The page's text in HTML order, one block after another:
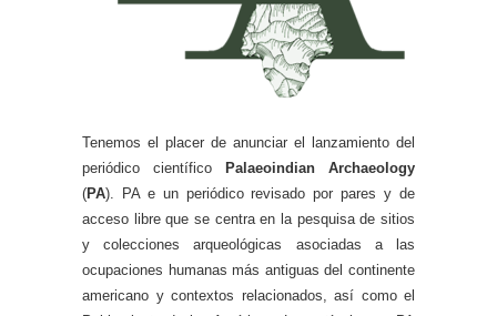
Tenemos el placer de anunciar el lanzamiento del
periódico científico
Palaeoindian Archaeology
(PA). PA e un periódico revisado por pares y de
acceso libre que se centra en la pesquisa de sitios
y colecciones arqueológicas asociadas a las
ocupaciones humanas más antiguas del continente
americano y contextos relacionados, así como el